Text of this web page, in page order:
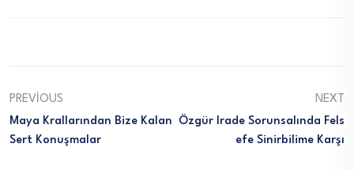
PREVIOUS
Maya Krallarından Bize Kalan
Sert Konuşmalar
NEXT
Özgür Irade Sorunsalında Fels
Efe Sinirbilime Karşı